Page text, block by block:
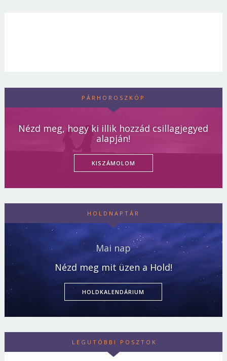
PÁRHOROSZKÓP
Nézd meg, hogy ki illik hozzád csillagjegyed
alapján!
KISZÁMOLOM
HOLDNAPTÁR
Mai nap
Nézd meg mit üzen a Hold!
HOLDKALENDÁRIUM
LEGUTÓBBI POSZTOK